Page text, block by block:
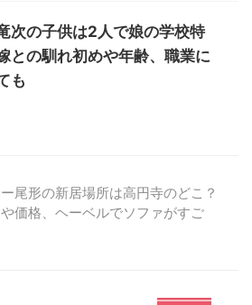
次の子供は2人で娘の学校特
との馴れ初めや年齢、職業に
も
尾形の新居場所は高円寺のどこ？
価格、ヘーベルでソファがすご